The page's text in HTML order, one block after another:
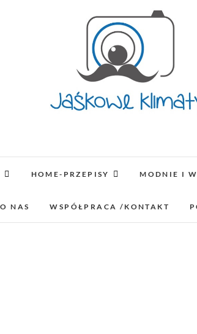
Jaśkowe
OPISUJEMY ŻYCIE. ZABAWA
HOME-PRZEPISY MODNIE I
NAS WSPÓŁPRACA /KONTAKT